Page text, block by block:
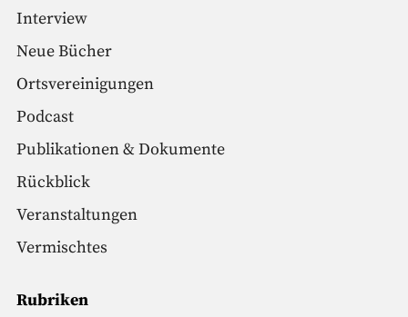
Interview
Neue Bücher
Ortsvereinigungen
Podcast
Publikationen & Dokumente
Rückblick
Veranstaltungen
Vermischtes
Rubriken